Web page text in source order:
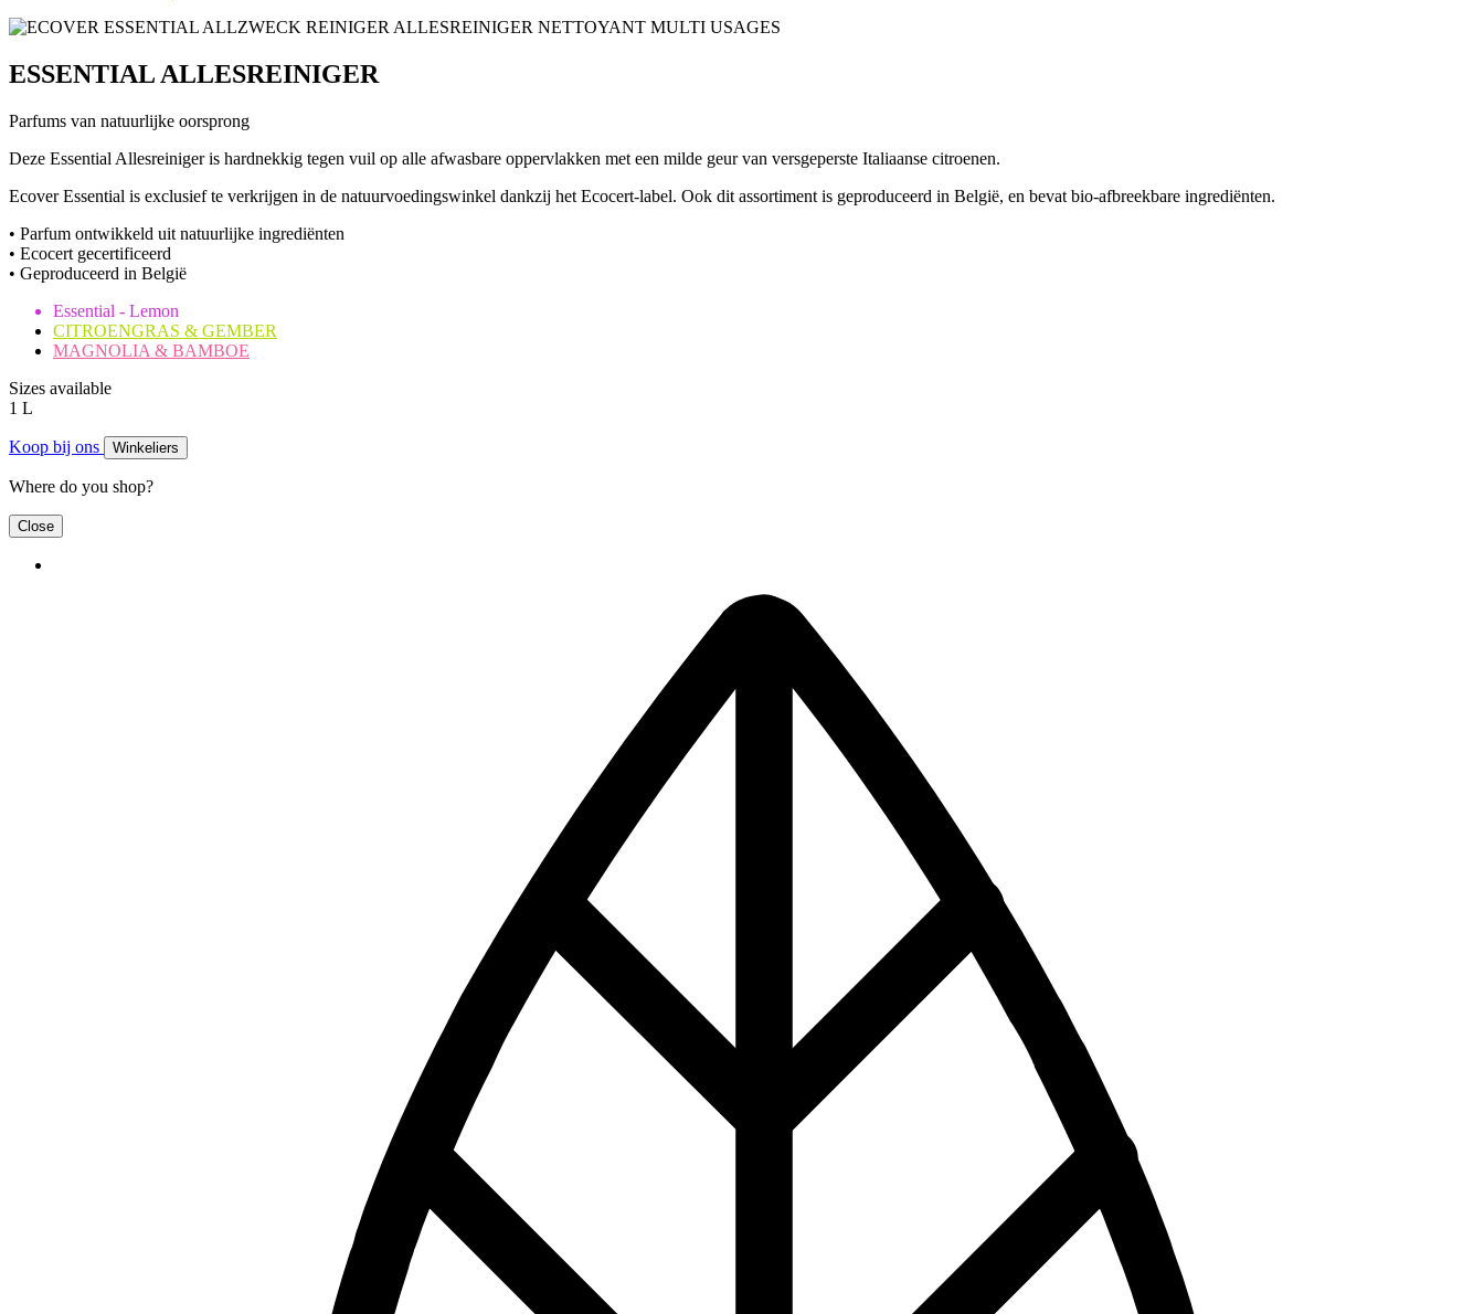
ESSENTIAL ALLESREINIGER
Parfums van natuurlijke oorsprong
Deze Essential Allesreiniger is hardnekkig tegen vuil op alle afwasbare oppervlakken met een milde geur van versgeperste Italiaanse citroenen.
Ecover Essential is exclusief te verkrijgen in de natuurvoedingswinkel dankzij het Ecocert-label. Ook dit assortiment is geproduceerd in België, en bevat bio-afbreekbare ingrediënten.
• Parfum ontwikkeld uit natuurlijke ingrediënten
• Ecocert gecertificeerd
• Geproduceerd in België
Essential - Lemon
CITROENGRAS & GEMBER
MAGNOLIA & BAMBOE
Sizes available
1 L
Koop bij ons Winkeliers
Where do you shop?
Close